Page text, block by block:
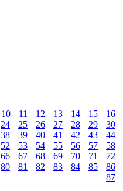
10 11 12 13 14 15
16
24 25 26 27 28 29
30
38 39 40 41 42 43
44
52 53 54 55 56 57
58
66 67 68 69 70 71
72
80 81 82 83 84 85
86
87